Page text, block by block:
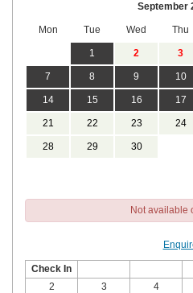
September
Mon Tue Wed Thu
1 2 3
7 8 9 10
14 15 16 17
21 22 23 24
28 29 30
Not available
Check In
2
3
4